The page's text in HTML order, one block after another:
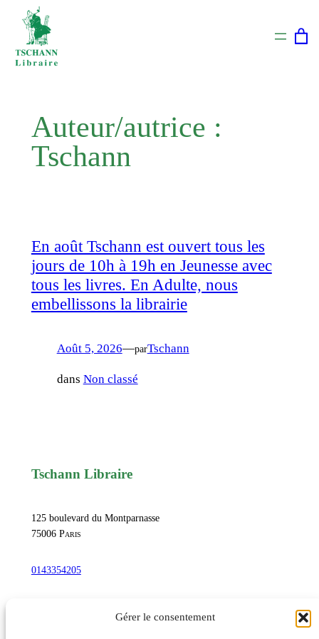
Gérer le consentement
Aller
contenu
Auteur/autrice :
Tschann
En août Tschann est ouvert tous les
jours de 10h à 19h en Jeunesse avec
tous les livres. En Adulte, nous
embellissons la librairie
Août 5, 2026—parTschann
dans Non classé
Tschann Libraire
125 boulevard du Montparnasse
75006 Paris
0143354205